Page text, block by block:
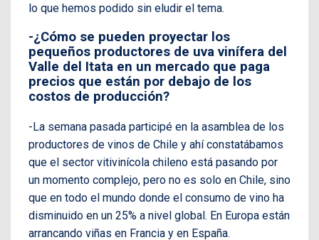
lo que hemos podido sin eludir el tema.
-¿Cómo se pueden proyectar los
pequeños productores de uva vinífera del
Valle del Itata en un mercado que paga
precios que están por debajo de los
costos de producción?
-La semana pasada participé en la asamblea de los
productores de vinos de Chile y ahí constatábamos
que el sector vitivinícola chileno está pasando por
un momento complejo, pero no es solo en Chile, sino
que en todo el mundo donde el consumo de vino ha
disminuido en un 25% a nivel global. En Europa están
arrancando viñas en Francia y en España.